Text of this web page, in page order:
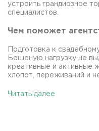
устроить грандиозное
специалистов.
Чем поможет
Подготовка к
Бешеную нагрузку не
креативные и активные
хлопот, переживаний и
Читать далее